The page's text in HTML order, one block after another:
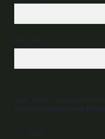
Web Sitesi
Daha sonraki yorumlarımda
site adresim bu tarayıcıya
9 - 5 kaçtır?